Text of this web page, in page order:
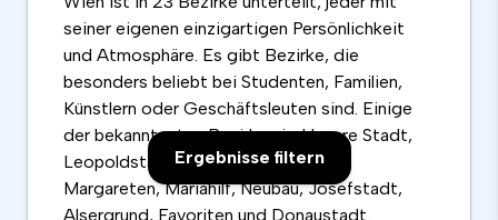
Ergebnisse filtern
seiner eigenen einzigartigen Persönlichkeit
und Atmosphäre. Es gibt Bezirke, die
besonders beliebt bei Studenten, Familien,
Künstlern oder Geschäftsleuten sind. Einige
der bekanntesten Bezirke sind Innere Stadt,
Leopoldstadt, Landstraße, Wieden,
Margareten, Mariahilf, Neubau, Josefstadt,
Alsergrund, Favoriten und Donaustadt.